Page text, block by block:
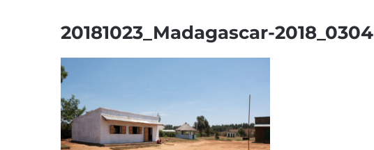
20181023_Madagascar-2018_0304